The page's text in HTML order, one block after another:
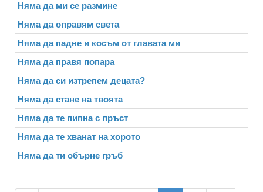
Няма да ми се размине
Няма да оправям света
Няма да падне и косъм от главата ми
Няма да правя попара
Няма да си изтрепем децата?
Няма да стане на твоята
Няма да те пипна с пръст
Няма да те хванат на хорото
Няма да ти обърне гръб